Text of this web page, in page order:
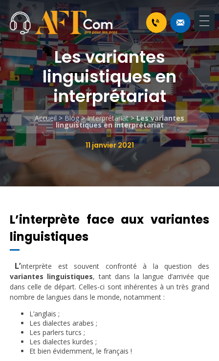
Les variantes
linguistiques en
interprétariat
Accueil>Blog>Interprétariat>Les variantes
linguistiques en interprétariat
11 janvier 2021
L’interprète face aux variantes
linguistiques
L’interprète est souvent confronté à la question des
variantes linguistiques, tant dans la langue d’arrivée que
dans celle de départ. Celles-ci sont inhérentes à un très grand
nombre de langues dans le monde, notamment :
L’anglais ;
Les dialectes arabes ;
Les parlers turcs ;
Les dialectes kurdes ;
Et bien évidemment, le français !